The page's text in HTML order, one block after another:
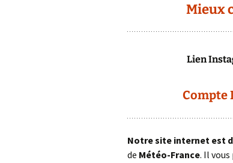
Mieux
Lien
Compte
Notre site internet est
de Météo-France. Il